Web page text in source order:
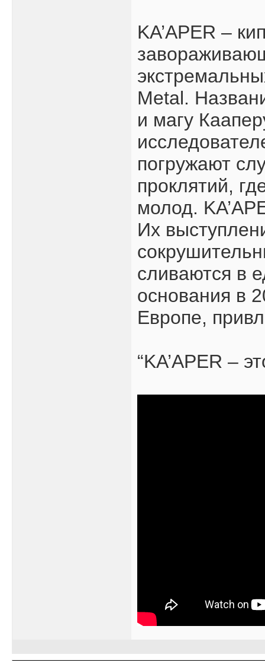
KA’APER –
Metal.
и магу
погружают
проклятий,
молод.
Их
сливаются в
основания в
Европе,
“KA’APER –